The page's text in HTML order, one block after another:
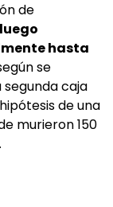
de
hasta
se
caja
de una
murieron 150